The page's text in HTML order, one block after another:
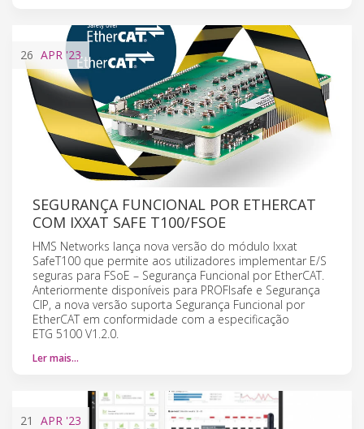
26 APR '23
SEGURANÇA FUNCIONAL POR ETHERCAT
COM IXXAT SAFE T100/FSOE
HMS Networks lança nova versão do módulo Ixxat
SafeT100 que permite aos utilizadores implementar E/S
seguras para FSoE – Segurança Funcional por EtherCAT.
Anteriormente disponíveis para PROFIsafe e Segurança
CIP, a nova versão suporta Segurança Funcional por
EtherCAT em conformidade com a especificação
ETG 5100 V1.2.0.
Ler mais…
21 APR '23